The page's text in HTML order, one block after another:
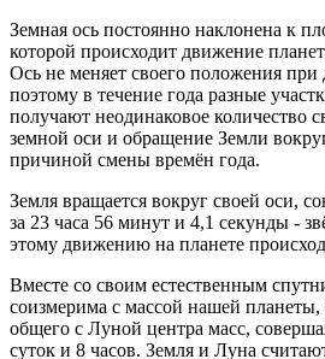
Земная ось постоянно наклонена к
которой происходит движение
Ось не меняет своего положения
поэтому в течение года разные
получают неодинаковое количество
земной оси и обращение Земли
причиной смены времён года.
Земля вращается вокруг своей оси,
за 23 часа 56 минут и 4,1 секунды -
этому движению на планете
Вместе со своим естественным
соизмерима с массой нашей планеты,
общего с Луной центра масс,
суток и 8 часов. Земля и Луна